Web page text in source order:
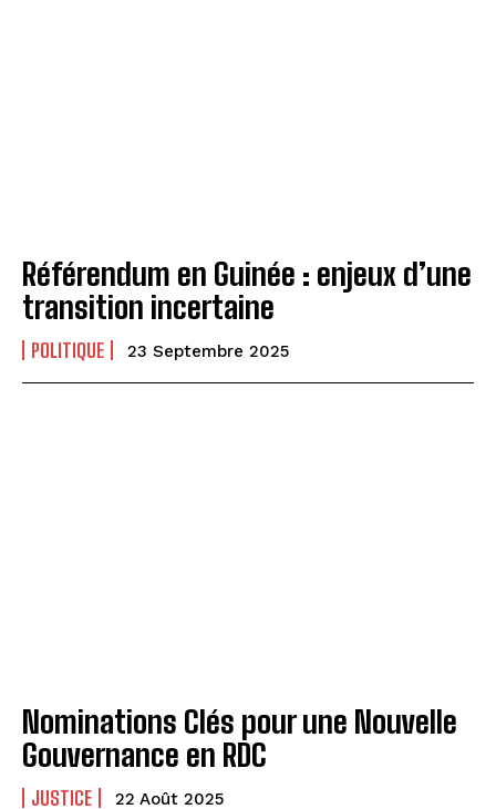
Référendum en Guinée : enjeux d’une
transition incertaine
POLITIQUE 23 Septembre 2025
Nominations Clés pour une Nouvelle
Gouvernance en RDC
JUSTICE 22 Août 2025